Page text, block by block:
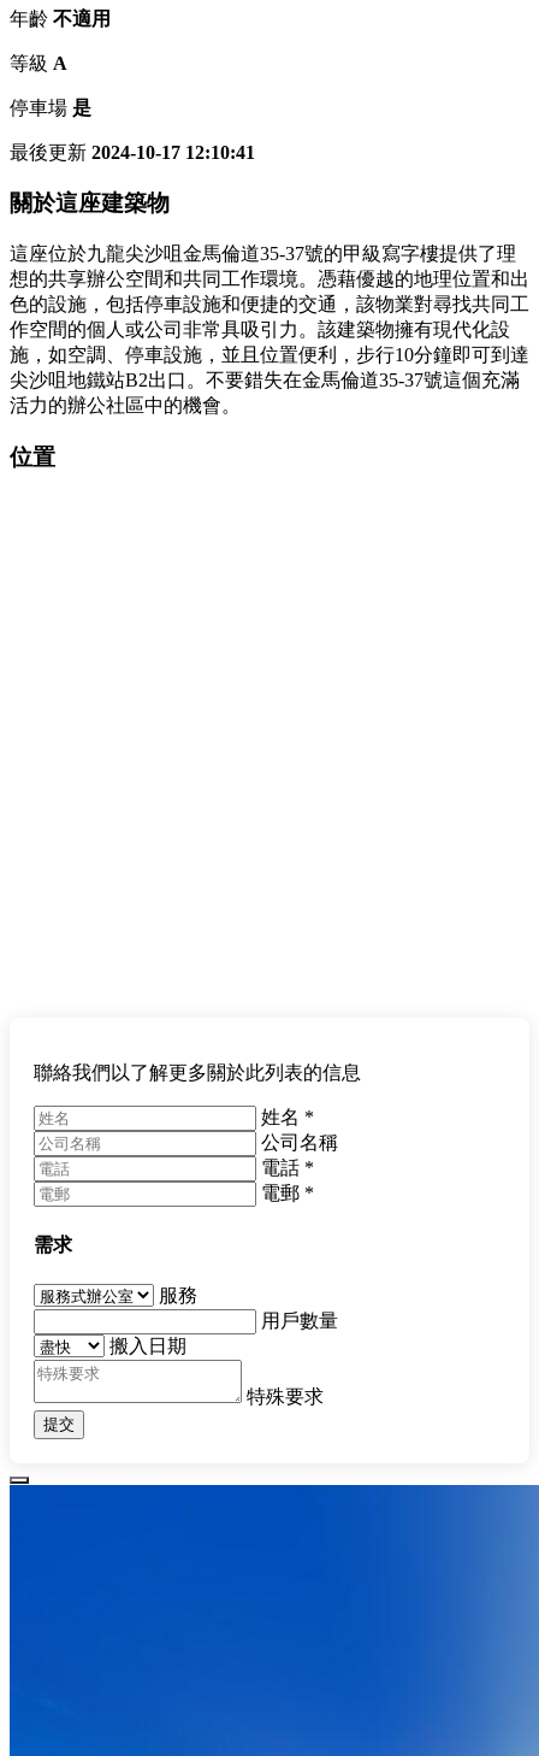
年齡 不適用
等級 A
停車場 是
最後更新 2024-10-17 12:10:41
關於這座建築物
這座位於九龍尖沙咀金馬倫道35-37號的甲級寫字樓提供了理
想的共享辦公空間和共同工作環境。憑藉優越的地理位置和出
色的設施，包括停車設施和便捷的交通，該物業對尋找共同工
作空間的個人或公司非常具吸引力。該建築物擁有現代化設
施，如空調、停車設施，並且位置便利，步行10分鐘即可到達
尖沙咀地鐵站B2出口。不要錯失在金馬倫道35-37號這個充滿
活力的辦公社區中的機會。
位置
聯絡我們以了解更多關於此列表的信息
姓名 *
公司名稱
電話 *
電郵 *
需求
服務
用戶數量
搬入日期
特殊要求
提交